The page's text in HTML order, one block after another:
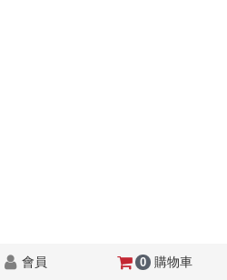
會員 0 購物車